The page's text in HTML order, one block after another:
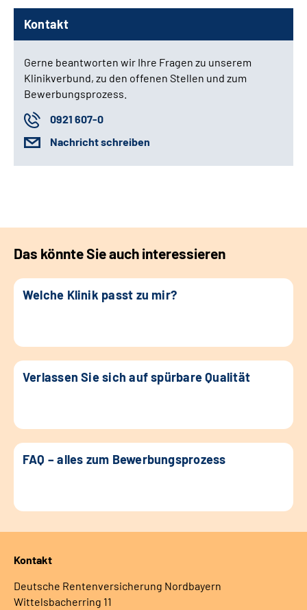
Kontakt
Gerne beantworten wir Ihre Fragen zu unserem
Klinikverbund, zu den offenen Stellen und zum
Bewerbungsprozess.
0921 607-0
Nachricht schreiben
Das könnte Sie auch interessieren
Welche Klinik passt zu mir?
Verlassen Sie sich auf spürbare Qualität
FAQ – alles zum Bewerbungsprozess
Kontakt
Deutsche Rentenversicherung Nordbayern
Wittelsbacherring 11